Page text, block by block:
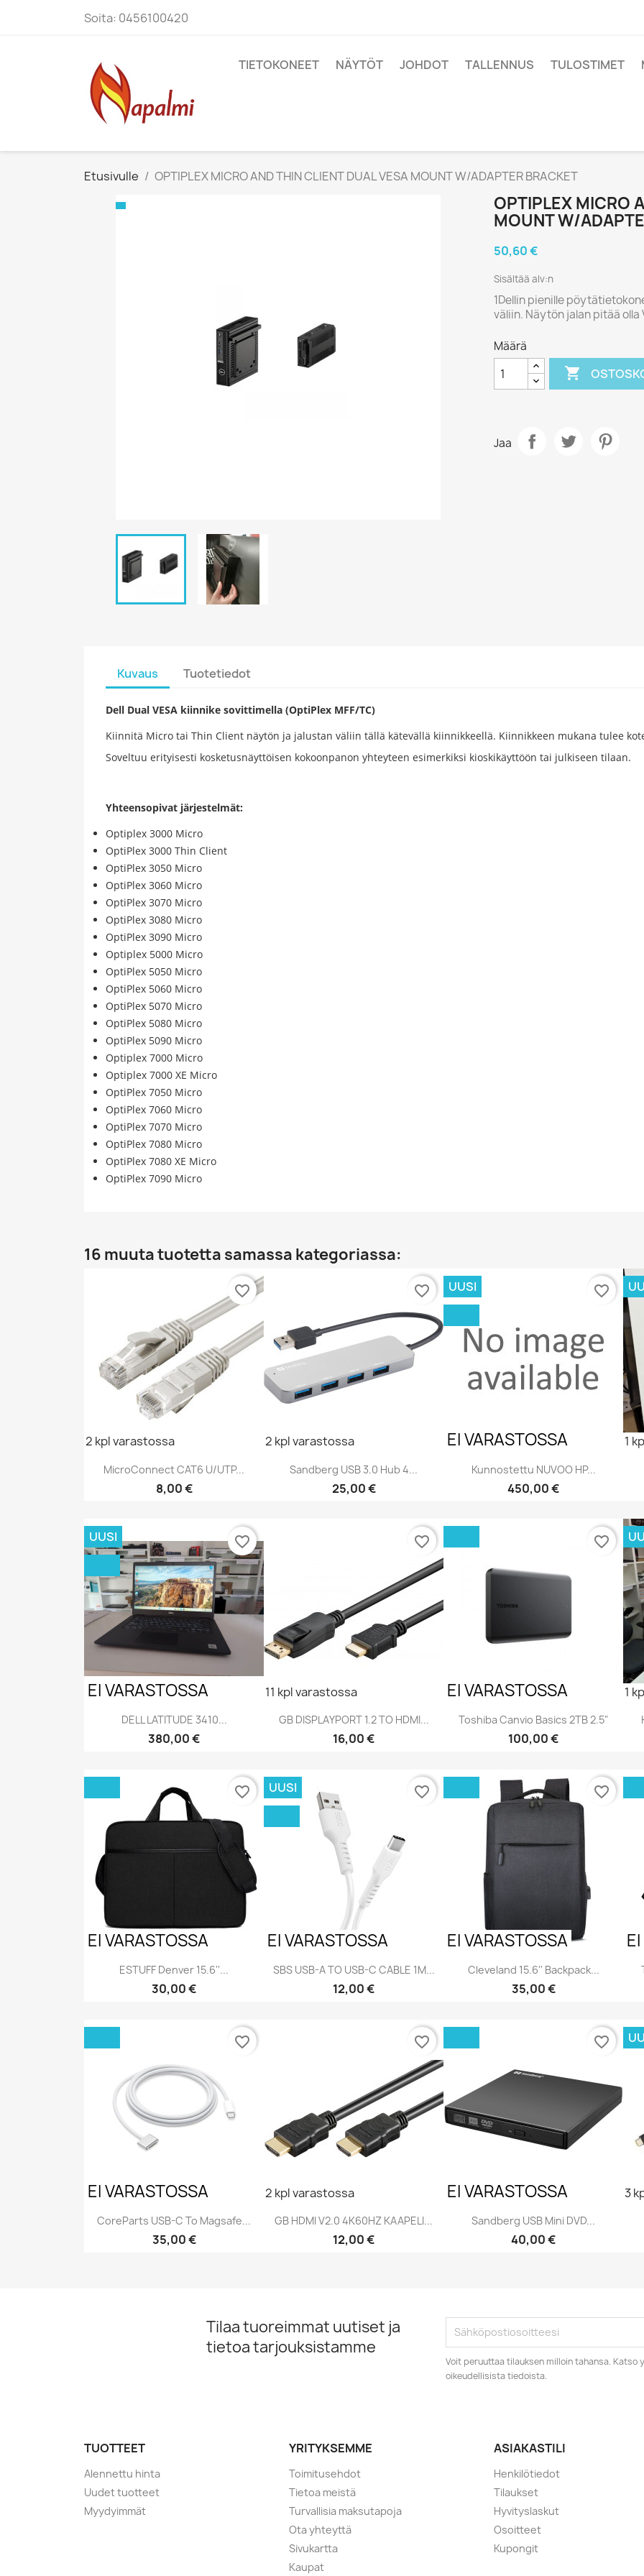
Soita: 0456100420
TIETOKONEET NÄYTÖT JOHDOT TALLENNUS TULOSTIMET
Etusivulle OPTIPLEX MICRO AND THIN CLIENT DUAL VESA MOUNT W/ADAPTER BRACKET
OPTIPLEX MICRO
MOUNT W/
50,60 €
Sisältää alv:n
1Dellin pienille
väliin. Näytön jalan pitää
Määrä

Jaa
Kuvaus Tuotetiedot
Dell Dual VESA kiinnike sovittimella (OptiPlex MFF/TC)
Kiinnitä Micro tai Thin Client näytön ja jalustan väliin tällä kätevällä kiinnikkeellä. Kiinnikkeen mukana tulee
Soveltuu erityisesti kosketusnäyttöisen kokoonpanon yhteyteen esimerkiksi kioskikäyttöön tai julkiseen tilaan.
Yhteensopivat järjestelmät:
Optiplex 3000 Micro
OptiPlex 3000 Thin Client
OptiPlex 3050 Micro
OptiPlex 3060 Micro
OptiPlex 3070 Micro
OptiPlex 3080 Micro
OptiPlex 3090 Micro
Optiplex 5000 Micro
OptiPlex 5050 Micro
OptiPlex 5060 Micro
OptiPlex 5070 Micro
OptiPlex 5080 Micro
OptiPlex 5090 Micro
Optiplex 7000 Micro
Optiplex 7000 XE Micro
OptiPlex 7050 Micro
OptiPlex 7060 Micro
OptiPlex 7070 Micro
OptiPlex 7080 Micro
OptiPlex 7080 XE Micro
OptiPlex 7090 Micro
16 muuta tuotetta samassa kategoriassa:
2 kpl varastossa
MicroConnect CAT6 U/UTP...
Hinta
8,00 €
favorite_border
2 kpl varastossa
Sandberg USB 3.0 Hub 4...
Hinta
25,00 €
favorite_border
EI VARASTOSSA
Kunnostettu NUVOO HP...
Hinta
450,00 €
UUSI favorite_border
1
EI VARASTOSSA
DELL LATITUDE 3410...
Hinta
380,00 €
UUSI favorite_border
11 kpl varastossa
GB DISPLAYPORT 1.2 TO HDMI...
Hinta
16,00 €
favorite_border
EI VARASTOSSA
Toshiba Canvio Basics 2TB 2.5"
Hinta
100,00 €
favorite_border
1
EI VARASTOSSA
ESTUFF Denver 15.6''...
Hinta
30,00 €
favorite_border
EI VARASTOSSA
SBS USB-A TO USB-C CABLE 1M...
Hinta
12,00 €
UUSI favorite_border
EI VARASTOSSA
Cleveland 15.6'' Backpack...
Hinta
35,00 €
favorite_border
EI VARASTOSSA
CoreParts USB-C To Magsafe...
Hinta
35,00 €
favorite_border
2 kpl varastossa
GB HDMI V2.0 4K60HZ KAAPELI...
Hinta
12,00 €
favorite_border
EI VARASTOSSA
Sandberg USB Mini DVD...
Hinta
40,00 €
favorite_border
3
Tilaa tuoreimmat uutiset ja
tietoa tarjouksistamme
Voit peruuttaa tilauksen milloin tahansa. Katso
oikeudellisista tiedoista.
TUOTTEET
Alennettu hinta
Uudet tuotteet
Myydyimmät
YRITYKSEMME
Toimitusehdot
Tietoa meistä
Turvallisia maksutapoja
Ota yhteyttä
Sivukartta
Kaupat
ASIAKASTILI
Henkilötiedot
Tilaukset
Hyvityslaskut
Osoitteet
Kupongit